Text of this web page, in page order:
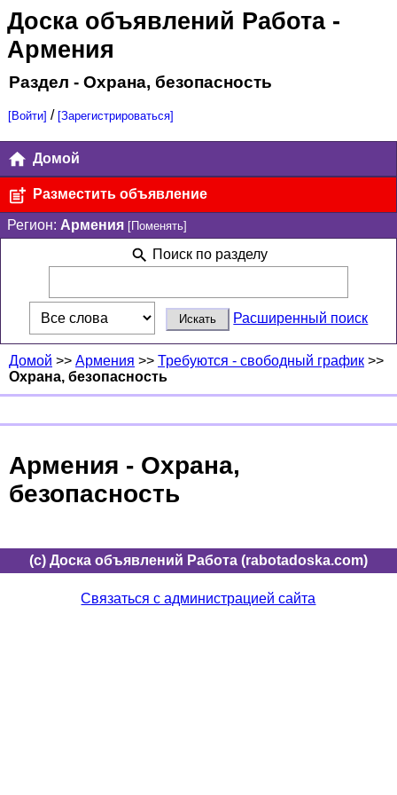
Доска объявлений Работа-
Армения
Раздел - Охрана, безопасность
[Войти] / [Зарегистрироваться]
Домой
Разместить объявление
Регион: Армения [Поменять]
Поиск по разделу
Расширенный поиск
Домой >> Армения >> Требуются - свободный график >>
Охрана, безопасность
Армения - Охрана,
безопасность
(c) Доска объявлений Работа (rabotadoska.com)
Связаться с администрацией сайта